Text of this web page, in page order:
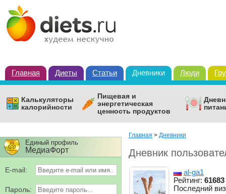
Главная Диеты Статьи Дневники Люди
Калькуляторы
калорийности
Пищевая и
энергетическая
ценность продуктов
Главная > Дневники
Дневник
al-ga1
Рейтинг: 61683
Последний
Единый профиль
МедиаФорт
E-mail:
Пароль: